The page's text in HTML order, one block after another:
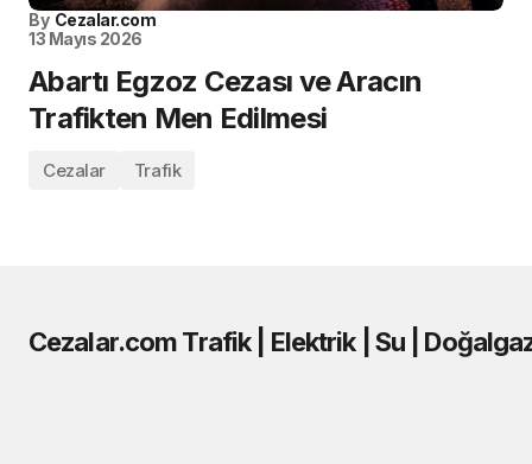
By Cezalar.com
13 Mayıs 2026
Abartı Egzoz Cezası ve Aracın
Trafikten Men Edilmesi
Cezalar Trafik
Cezalar.com Trafik | Elektrik | Su |